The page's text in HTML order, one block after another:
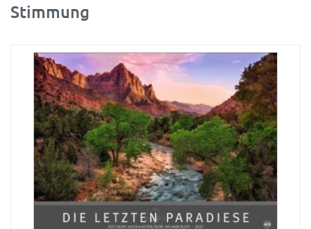
Ratgeber
Reise
Sport
Sternzeichen & Mond
Tiere
Verkehr & Technik
Was ist was
Wissen & Allgemeinbildung
Stimmung